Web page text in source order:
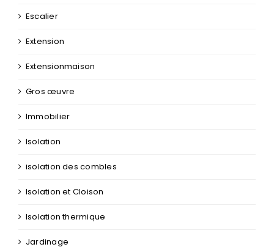
Escalier
Extension
Extensionmaison
Gros œuvre
Immobilier
Isolation
isolation des combles
Isolation et Cloison
Isolation thermique
Jardinage